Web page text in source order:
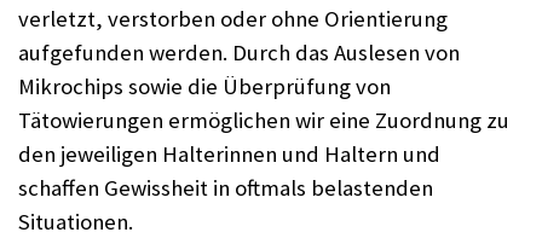
verletzt, verstorben oder ohne Orientierung
aufgefunden werden. Durch das Auslesen von
Mikrochips sowie die Überprüfung von
Tätowierungen ermöglichen wir eine Zuordnung zu
den jeweiligen Halterinnen und Haltern und
schaffen Gewissheit in oftmals belastenden
Situationen.